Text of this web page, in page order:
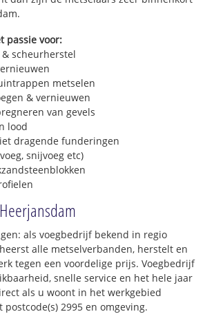
passie voor:
scheurherstel
metselen
& vernieuwen
van gevels
lood
dragende funderingen
snijvoeg etc)
als voegbedrijf bekend in regio
alle metselverbanden, herstelt en
tegen een voordelige prijs. Voegbedrijf
snelle service en het hele jaar
als u woont in het werkgebied
postcode(s) 2995 en omgeving.